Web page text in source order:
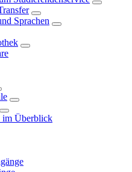
Sprachen
im Überblick